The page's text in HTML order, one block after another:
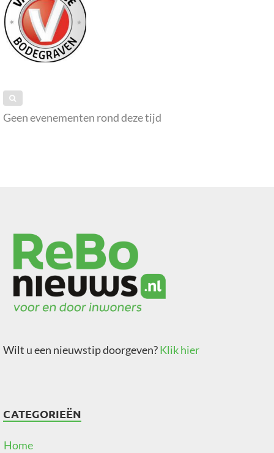
Geen evenementen rond deze tijd
Wilt u een nieuwstip doorgeven?Klik hier
CATEGORIEËN
Home